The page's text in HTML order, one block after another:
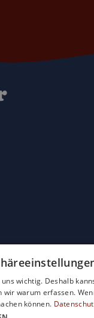
wichtig. Deshalb
wir warum erfassen.
können.